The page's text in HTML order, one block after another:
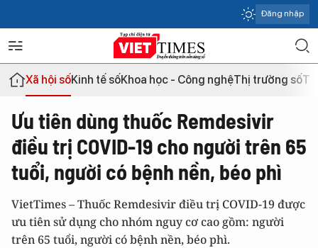
Đăng nhập
Xã hội sốKinh tế sốKhoa học - Công nghệThị trường số
Ưu tiên dùng thuốc Remdesivir
điều trị COVID-19 cho người trên 65
tuổi, người có bệnh nền, béo phì
VietTimes – Thuốc Remdesivir điều trị COVID-19 được
ưu tiên sử dụng cho nhóm nguy cơ cao gồm: người
trên 65 tuổi, người có bệnh nền, béo phì.